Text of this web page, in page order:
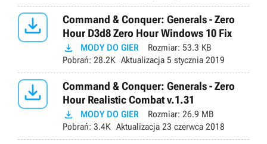

Command & Conquer: Generals - Zero
Hour D3d8 Zero Hour Windows 10 Fix
 MODY DO GIER Rozmiar: 53.3 KB
Pobrań: 28.2K Aktualizacja 5 stycznia 2019

Command & Conquer: Generals - Zero
Hour Realistic Combat v.1.31
 MODY DO GIER Rozmiar: 26.9 MB
Pobrań: 3.4K Aktualizacja 23 czerwca 2018